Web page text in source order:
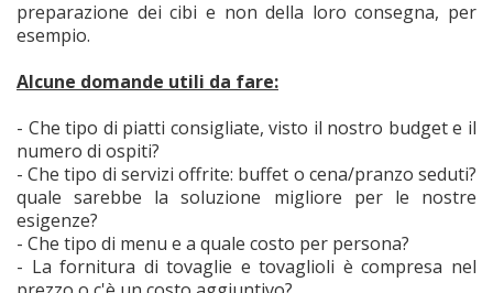
preparazione dei cibi e non della loro consegna, per
esempio.
Alcune domande utili da fare:
- Che tipo di piatti consigliate, visto il nostro budget e il
numero di ospiti?
- Che tipo di servizi offrite: buffet o cena/pranzo seduti?
quale sarebbe la soluzione migliore per le nostre
esigenze?
- Che tipo di menu e a quale costo per persona?
- La fornitura di tovaglie e tovaglioli è compresa nel